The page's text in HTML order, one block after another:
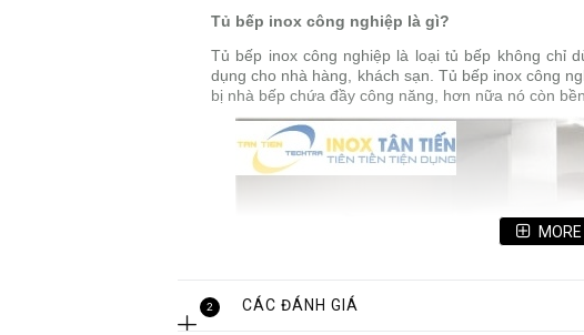
Tủ bếp inox công nghiệp là gì?
Tủ bếp inox công nghiệp là loại tủ bếp không chỉ
dụng cho nhà hàng, khách sạn. Tủ bếp inox công
bị nhà bếp chứa đầy công năng, hơn nữa nó còn
2 CÁC ĐÁNH GIÁ